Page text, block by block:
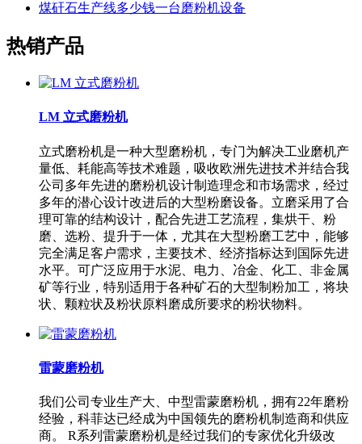
煤矸石生产线多少钱一台磨粉机设备
热销产品
LM 立式磨粉机
立式磨粉机是一种大型磨粉机，专门为解决工业磨机产
量低、耗能高等技术难题，吸收欧洲先进技术并结合我
公司多年先进的磨粉机设计制造理念和市场需求，经过
多年的潜心设计改进后的大型粉磨设备。立磨采用了合
理可靠的结构设计，配合先进工艺流程，集烘干、粉
磨、选粉、提升于一体，尤其在大型粉磨工艺中，能够
完全满足客户需求，主要技术、经济指标达到国际先进
水平。可广泛应用于水泥、电力、冶金、化工、非金属
矿等行业，特别适用于各种矿石的大型制粉加工，将块
状、颗粒状及粉状原料磨成所要求的粉状物料。
雷蒙磨粉机
我们公司专业生产大、中型雷蒙磨粉机，拥有22年磨粉
经验，科菲达已经成为中国领先的磨粉机制造商和供应
商。 R系列雷蒙磨粉机是经过我们的专家优化升级改